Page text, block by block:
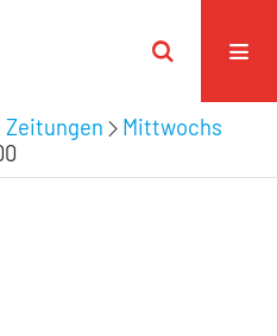
Mittwochs